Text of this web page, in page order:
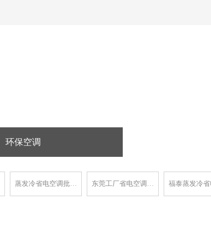
环保空调
蒸发冷省电空调批… 东莞工厂省电空调… 福泰蒸发冷